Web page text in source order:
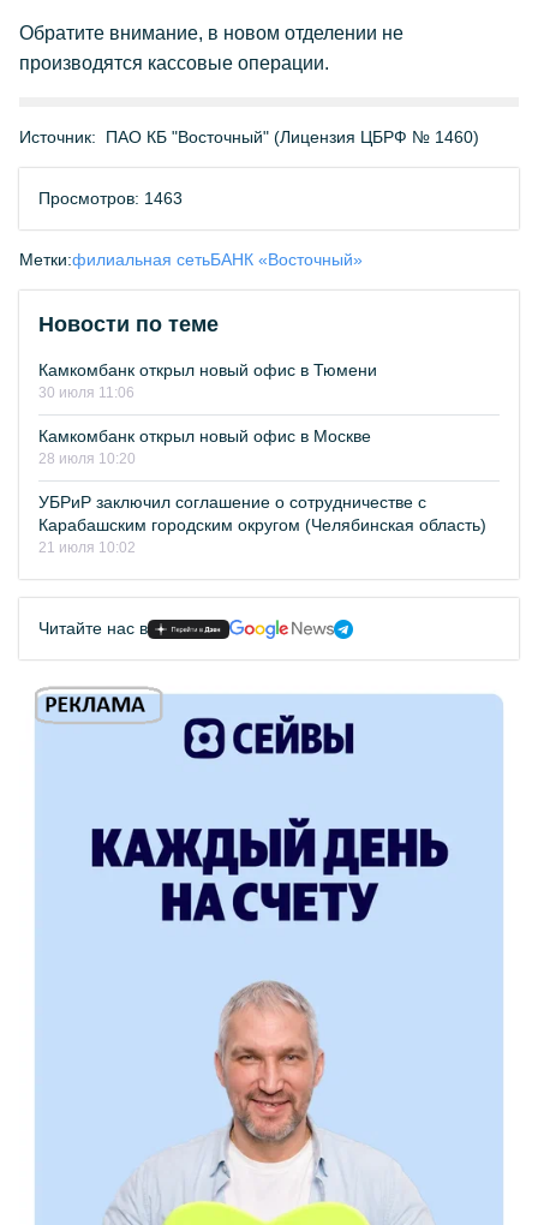
Обратите внимание, в новом отделении не
производятся кассовые операции.
Источник: ПАО КБ "Восточный" (Лицензия ЦБРФ № 1460)
Просмотров: 1463
Метки:филиальная сетьБАНК «Восточный»
Новости по теме
Камкомбанк открыл новый офис в Тюмени
30 июля 11:06
Камкомбанк открыл новый офис в Москве
28 июля 10:20
УБРиР заключил соглашение о сотрудничестве с
Карабашским городским округом (Челябинская область)
21 июля 10:02
Читайте нас в